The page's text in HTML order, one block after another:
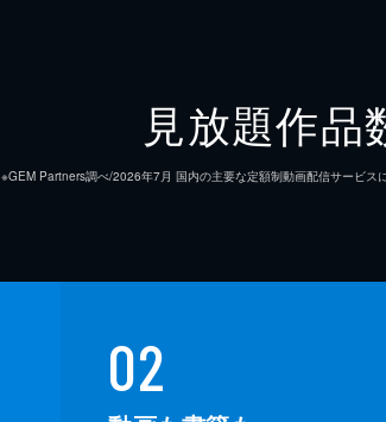
見放題作品
※GEM Partners調べ/2026年7⽉ 国内の主要な定額制動画配信サービス
02